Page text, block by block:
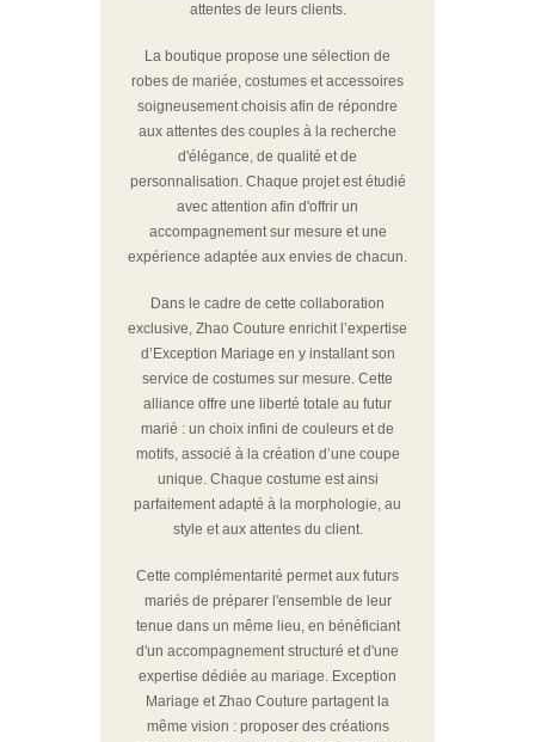
attentes de leurs clients.
La boutique propose une sélection de
robes de mariée, costumes et accessoires
soigneusement choisis afin de répondre
aux attentes des couples à la recherche
d'élégance, de qualité et de
personnalisation. Chaque projet est étudié
avec attention afin d'offrir un
accompagnement sur mesure et une
expérience adaptée aux envies de chacun.
Dans le cadre de cette collaboration
exclusive, Zhao Couture enrichit l’expertise
d’Exception Mariage en y installant son
service de costumes sur mesure. Cette
alliance offre une liberté totale au futur
marié : un choix infini de couleurs et de
motifs, associé à la création d’une coupe
unique. Chaque costume est ainsi
parfaitement adapté à la morphologie, au
style et aux attentes du client.
Cette complémentarité permet aux futurs
mariés de préparer l'ensemble de leur
tenue dans un même lieu, en bénéficiant
d'un accompagnement structuré et d'une
expertise dédiée au mariage. Exception
Mariage et Zhao Couture partagent la
même vision : proposer des créations